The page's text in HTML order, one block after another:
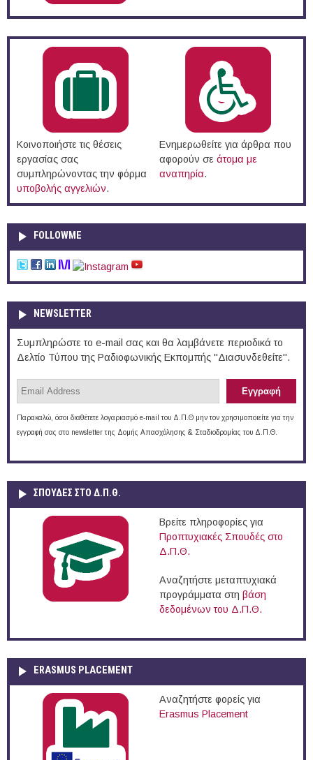
Κοινοποιήστε τις θέσεις
εργασίας σας
συμπληρώνοντας την φόρμα
υποβολής αγγελιών.
Ενημερωθείτε για άρθρα που
αφορούν σε άτομα με
αναπηρία.
FOLLOWME
NEWSLETTER
Συμπληρώστε το e-mail σας και θα λαμβάνετε περιοδικά το
Δελτίο Τύπου της Ραδιοφωνικής Εκπομπής "Διασυνδεθείτε".
Παρακαλώ, όσοι διαθέτετε λογαριασμό e-mail του Δ.Π.Θ μην τον χρησιμοποιείτε για την
εγγραφή σας στο newsletter της Δομής Απασχόλησης & Σταδιοδρομίας του Δ.Π.Θ.
ΣΠΟΥΔΈΣ ΣΤΟ Δ.Π.Θ.
Βρείτε πληροφορίες για
Προπτυχιακές Σπουδές στο
Δ.Π.Θ.
Αναζητήστε μεταπτυχιακά
προγράμματα στη βάση
δεδομένων του Δ.Π.Θ.
ERASMUS PLACEMENT
Αναζητήστε φορείς για
Erasmus Placement